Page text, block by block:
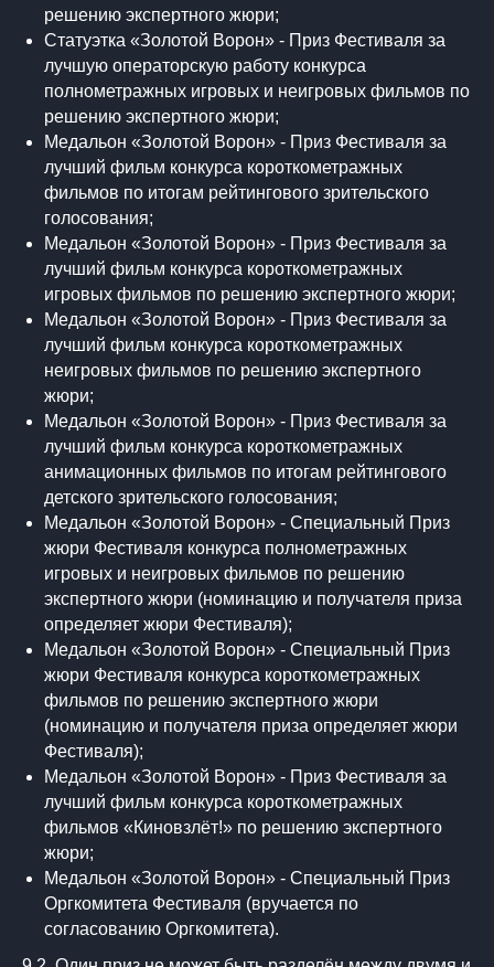
решению экспертного жюри;
Статуэтка «Золотой Ворон» - Приз Фестиваля за
лучшую операторскую работу конкурса
полнометражных игровых и неигровых фильмов по
решению экспертного жюри;
Медальон «Золотой Ворон» - Приз Фестиваля за
лучший фильм конкурса короткометражных
фильмов по итогам рейтингового зрительского
голосования;
Медальон «Золотой Ворон» - Приз Фестиваля за
лучший фильм конкурса короткометражных
игровых фильмов по решению экспертного жюри;
Медальон «Золотой Ворон» - Приз Фестиваля за
лучший фильм конкурса короткометражных
неигровых фильмов по решению экспертного
жюри;
Медальон «Золотой Ворон» - Приз Фестиваля за
лучший фильм конкурса короткометражных
анимационных фильмов по итогам рейтингового
детского зрительского голосования;
Медальон «Золотой Ворон» - Специальный Приз
жюри Фестиваля конкурса полнометражных
игровых и неигровых фильмов по решению
экспертного жюри (номинацию и получателя приза
определяет жюри Фестиваля);
Медальон «Золотой Ворон» - Специальный Приз
жюри Фестиваля конкурса короткометражных
фильмов по решению экспертного жюри
(номинацию и получателя приза определяет жюри
Фестиваля);
Медальон «Золотой Ворон» - Приз Фестиваля за
лучший фильм конкурса короткометражных
фильмов «Киновзлёт!» по решению экспертного
жюри;
Медальон «Золотой Ворон» - Специальный Приз
Оргкомитета Фестиваля (вручается по
согласованию Оргкомитета).